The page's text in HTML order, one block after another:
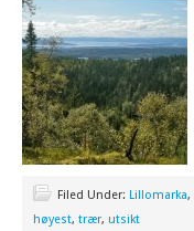
Filed Under: Lillomarka,
høyest, trær, utsikt